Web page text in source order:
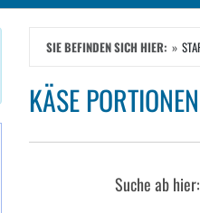
SIE BEFINDEN SICH HIER:
KÄSE PORTIONEN
Suche ab hier: